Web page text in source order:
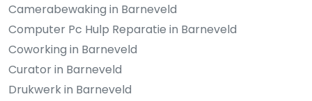
Camerabewaking in Barneveld
Computer Pc Hulp Reparatie in Barneveld
Coworking in Barneveld
Curator in Barneveld
Drukwerk in Barneveld